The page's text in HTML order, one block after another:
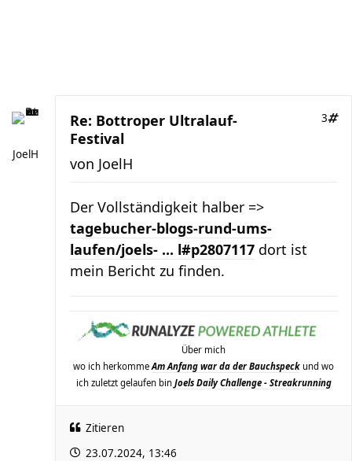
JoelH
Re: Bottroper Ultralauf-
Festival
3
von JoelH
Der Vollständigkeit halber =>
tagebucher-blogs-rund-ums-
laufen/joels- ... l#p2807117 dort ist
mein Bericht zu finden.
Über mich
wo ich herkomme Am Anfang war da der Bauchspeck und wo
ich zuletzt gelaufen bin Joels Daily Challenge - Streakrunning
Zitieren
23.07.2024, 13:46